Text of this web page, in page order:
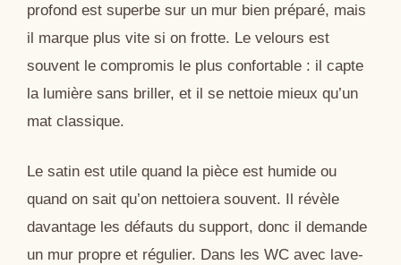
profond est superbe sur un mur bien préparé, mais
il marque plus vite si on frotte. Le velours est
souvent le compromis le plus confortable : il capte
la lumière sans briller, et il se nettoie mieux qu’un
mat classique.
Le satin est utile quand la pièce est humide ou
quand on sait qu’on nettoiera souvent. Il révèle
davantage les défauts du support, donc il demande
un mur propre et régulier. Dans les WC avec lave-